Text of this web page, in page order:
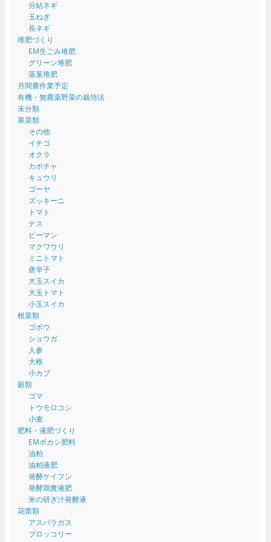
分結ネギ
玉ねぎ
長ネギ
堆肥づくり
EM生ごみ堆肥
グリーン堆肥
落葉堆肥
月間農作業予定
有機・無農薬野菜の栽培法
未分類
果菜類
その他
イチゴ
オクラ
カボチャ
キュウリ
ゴーヤ
ズッキーニ
トマト
ナス
ピーマン
マクワウリ
ミニトマト
唐辛子
大玉スイカ
大玉トマト
小玉スイカ
根菜類
ゴボウ
ショウガ
人参
大根
小カブ
穀類
ゴマ
トウモロコシ
小麦
肥料・液肥づくり
EMボカシ肥料
油粕
油粕液肥
発酵ケイフン
発酵鶏糞液肥
米の研ぎ汁発酵液
花蕾類
アスパラガス
ブロッコリー